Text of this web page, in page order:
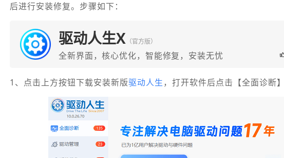
后进行安装修复。步骤如下：
驱动人生X （官方版）
全新界面，核心优化，智能修复，安装无忧
1、点击上方按钮下载安装新版驱动人生 ，打开软件后点击【全面诊断